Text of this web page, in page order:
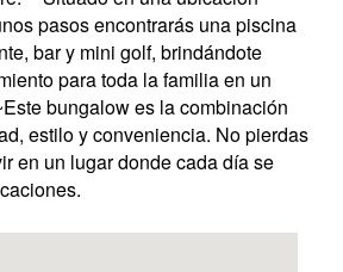
pasos encontrarás una piscina
bar y mini golf, brindándote
para toda la familia en un
bungalow es la combinación
estilo y conveniencia. No pierdas
en un lugar donde cada día se